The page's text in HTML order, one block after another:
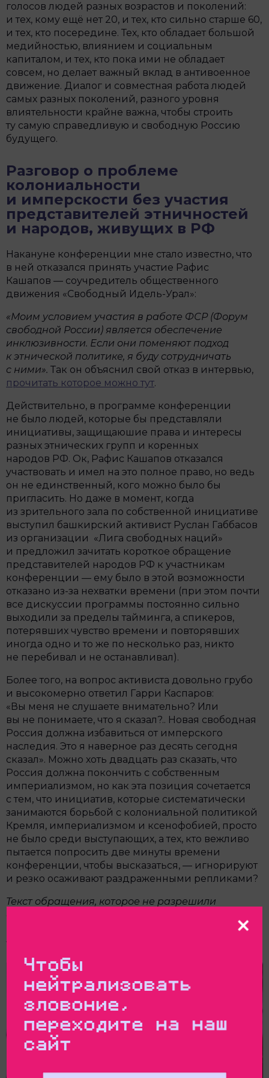
голосов людей разных возрастов и поколений:
и тех, кому ещё нет 20, и тех, кто сильно старше 60,
и тех, кто посередине. Тех, кто обладает большой
медийностью, влиянием и социальным
капиталом, и тех, кто пока ими не обладает
совсем, но делает важный вклад в антивоенное
движение. Диалог и совместная работа людей
самых разных поколений, разного уровня
влиятельности крайне важна, чтобы строить
ту самую справедливую и свободную Россию
будущего.
Разговор о проблеме
колониальности
и имперскости без участия
представителей этничностей
и народов, живущих в РФ
Накануне конференции мне стало известно, что
в ней отказался принять участие Рафис
Кашапов — соучредитель общественного
движения «Свободный Идель-Урал»:
«Моим условием участия в работе ФСР (Форум
свободной России) является обеспечение
инклюзивности. Если они поменяют подход
к этнической политике, я буду сотрудничать
с ними». Так он объяснил свой отказ в интервью,
прочитать которое можно тут.
Действительно, в программе конференции
не было людей, которые бы представляли
инициативы, защищаюшие права и интересы
разных этнических групп и коренных
народов РФ. Ок, Рафис Кашапов отказался
участвовать и имел на это полное право, но ведь
он не единственный, кого можно было бы
пригласить. Но даже в момент, когда
из зрительного зала по собственной инициативе
выступил башкирский активист Руслан Габбасов
из организации «Лига свободных наций»
и предложил зачитать короткое обращение
представителей народов РФ к участникам
конференции — ему было в этой возможности
отказано из-за нехватки времени (при этом почти
все дискуссии программы постоянно сильно
выходили за пределы тайминга, а спикеров,
потерявших чувство времени и повторявших
иногда одно и то же по несколько раз, никто
не перебивал и не останавливал).
Более того, на вопрос активиста довольно грубо
и высокомерно ответил Гарри Каспаров:
«Вы меня не слушаете внимательно? Или
вы не понимаете, что я сказал?.. Новая свободная
Россия должна избавиться от имперского
наследия. Это я наверное раз десять сегодня
сказал». Можно хоть двадцать раз сказать, что
Россия должна покончить с собственным
империализмом, но как эта позиция сочетается
с тем, что инициатив, которые систематически
занимаются борьбой с колониальной политикой
Кремля, империализмом и ксенофобией, просто
не было среди выступающих, а тех, кто вежливо
пытается попросить две минуты времени
конференции, чтобы высказаться, — игнорируют
и резко осаживают раздраженными репликами?
Текст обращения, которое не разрешили
Чтобы
нейтрализовать
зловоние,
переходите на наш
сайт